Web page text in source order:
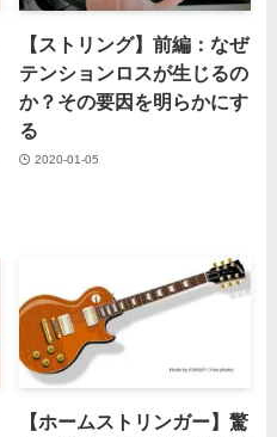
【ストリング】前編：なぜ
テンションロスが生じるの
か？その要因を明らかにす
る
2020-01-05
【ホームストリンガー】驚